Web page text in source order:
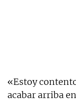
«Estoy
acabar arriba